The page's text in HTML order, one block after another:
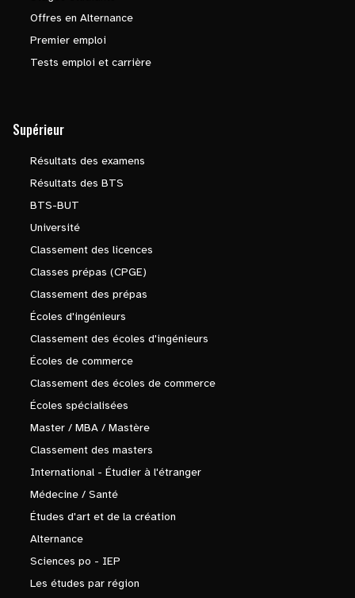
Offres en Alternance
Premier emploi
Tests emploi et carrière
Supérieur
Résultats des examens
Résultats des BTS
BTS-BUT
Université
Classement des licences
Classes prépas (CPGE)
Classement des prépas
Écoles d'ingénieurs
Classement des écoles d'ingénieurs
Écoles de commerce
Classement des écoles de commerce
Écoles spécialisées
Master / MBA / Mastère
Classement des masters
International - Étudier à l'étranger
Médecine / Santé
Études d'art et de la création
Alternance
Sciences po - IEP
Les études par région